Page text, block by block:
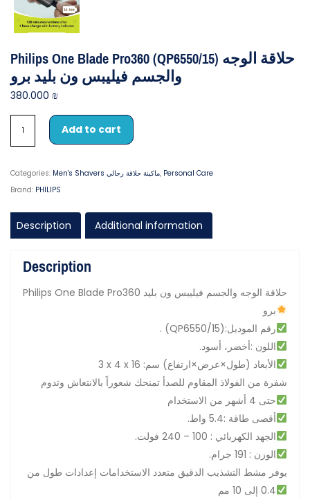
Philips One Blade Pro360 (QP6550/15) حلاقة الوجه
والجسم فيليبس ون بليد برو
380.000 ₪
Add to cart
Categories: Men's Shavers ماكينة حلاقة رجالي, Personal Care
Brand: PHILIPS
Description Additional information
Description
Philips One Blade Pro360 حلاقة الوجه والجسم فيليبس ون بليد
برو
. (QP6550/15):رقم الموديل
.اللون :أخضر، أسود
3 x 4 x 16 :الأبعاد (طول×عرض×ارتفاع) سم
شفرة من الفولاذ المقاوم للصدأ تمنحك شعوراً بالانتعاش وتدوم
حتى 4 أشهر من الاستخدام
.أقصى طاقة :5.4 واط
.الجهد الكهربائي : 100 – 240 فولت
.الوزن : 191 جرام
يوفر مشط التشذيب الدقيق متعدد الاستخدامات إعدادات طول من
0.4 إلى 10 مم